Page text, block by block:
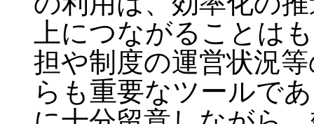
上につながることは
担や制度の運営状況
らも重要なツールで